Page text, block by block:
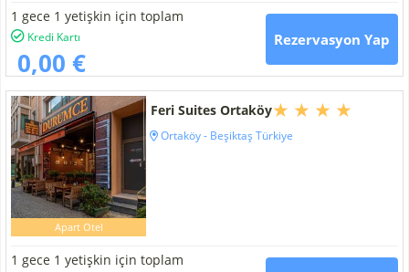
1 gece 1 yetişkin için toplam
Kredi Kartı
0,00 €
Rezervasyon Yap
Apart Otel
Feri Suites Ortaköy
Ortaköy - Beşiktaş Türkiye
1 gece 1 yetişkin için toplam